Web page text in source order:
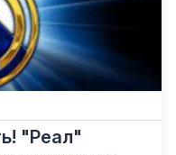
"Реал"